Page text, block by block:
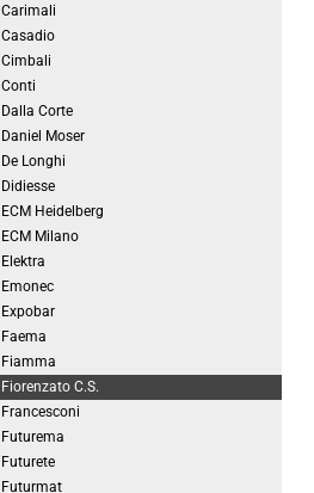
Carimali
Casadio
Cimbali
Conti
Dalla Corte
Daniel Moser
De Longhi
Didiesse
ECM Heidelberg
ECM Milano
Elektra
Emonec
Expobar
Faema
Fiamma
Fiorenzato C.S.
Francesconi
Futurema
Futurete
Futurmat